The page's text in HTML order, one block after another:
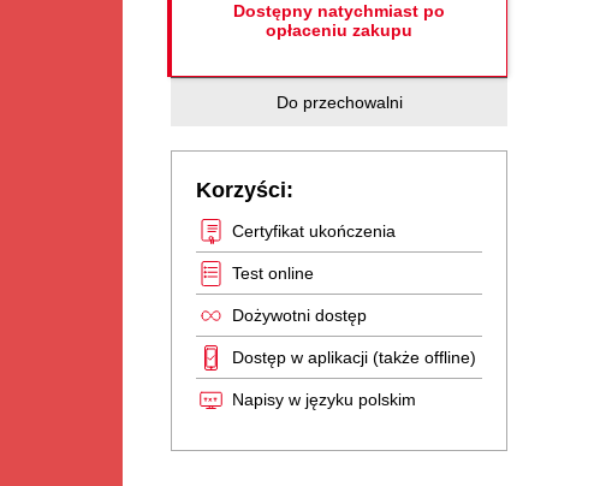
Dostępny natychmiast po
opłaceniu zakupu
Do przechowalni
Korzyści:
Certyfikat ukończenia
Test online
Dożywotni dostęp
Dostęp w aplikacji (także offline)
Napisy w języku polskim